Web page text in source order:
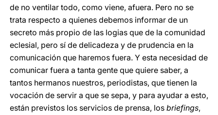
de no ventilar todo, como viene, afuera. Pero no se
trata respecto a quienes debemos informar de un
secreto más propio de las logias que de la comunidad
eclesial, pero sí de delicadeza y de prudencia en la
comunicación que haremos fuera. Y esta necesidad de
comunicar fuera a tanta gente que quiere saber, a
tantos hermanos nuestros, periodistas, que tienen la
vocación de servir a que se sepa, y para ayudar a esto,
están previstos los servicios de prensa, los briefings,